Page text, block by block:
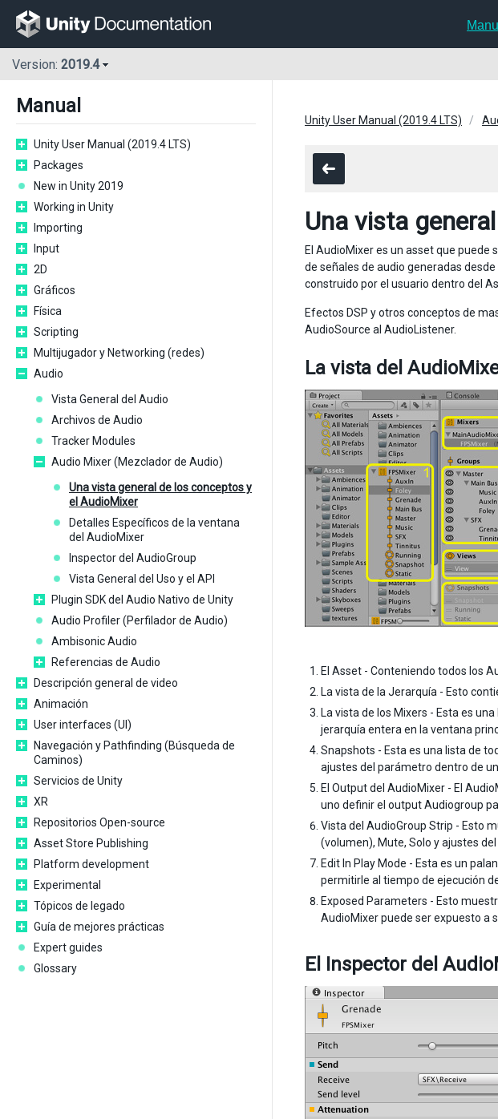
Version: 2019.4
Manual
Unity User Manual (2019.4 LTS)
Packages
New in Unity 2019
Working in Unity
Importing
Input
2D
Gráficos
Física
Scripting
Multijugador y Networking (redes)
Audio
Vista General del Audio
Archivos de Audio
Tracker Modules
Audio Mixer (Mezclador de Audio)
Una vista general de los conceptos y
el AudioMixer
Detalles Específicos de la ventana
del AudioMixer
Inspector del AudioGroup
Vista General del Uso y el API
Plugin SDK del Audio Nativo de Unity
Audio Profiler (Perfilador de Audio)
Ambisonic Audio
Referencias de Audio
Descripción general de video
Animación
User interfaces (UI)
Navegación y Pathfinding (Búsqueda de
Caminos)
Servicios de Unity
XR
Repositorios Open-source
Asset Store Publishing
Platform development
Experimental
Tópicos de legado
Guía de mejores prácticas
Expert guides
Glossary
Unity User Manual (2019.4 LTS)
Una vista
El AudioMixer es un asset que
de señales de audio generadas
construido por el usuario dentro del
Efectos DSP y otros conceptos de
AudioSource al AudioListener.
La vista del
El Asset - Conteniendo todos los
La vista de la Jerarquía - Esto
La vista de los Mixers - Esta es
jerarquía entera en la ventana
Snapshots - Esta es una lista de
ajustes del parámetro dentro de
El Output del AudioMixer - El
uno definir el output Audiogroup
Vista del AudioGroup Strip - Esto
(volumen), Mute, Solo y ajustes
Edit In Play Mode - Esta es un
permitirle al tiempo de ejecución
Exposed Parameters - Esto
AudioMixer puede ser expuesto a
El Inspector del